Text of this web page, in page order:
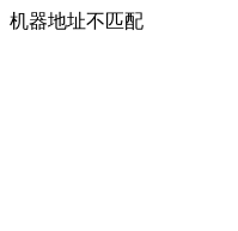
机器地址不匹配